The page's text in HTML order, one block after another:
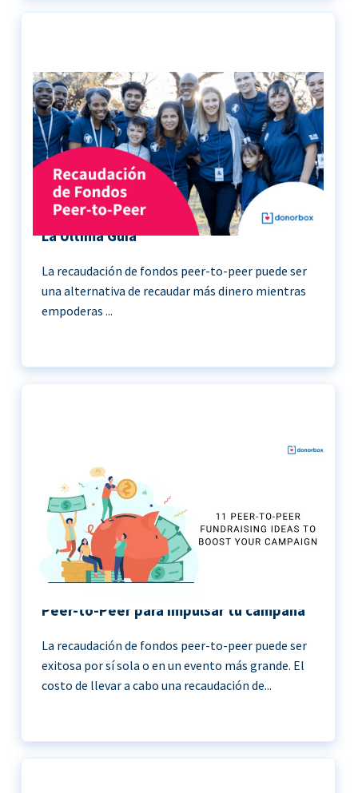
Recaudación de Fondos Peer-to-Peer |
La Última Guía
La recaudación de fondos peer-to-peer puede ser
una alternativa de recaudar más dinero mientras
empoderas ...
Peer-to-Peer para impulsar tu campaña
La recaudación de fondos peer-to-peer puede ser
exitosa por sí sola o en un evento más grande. El
costo de llevar a cabo una recaudación de...